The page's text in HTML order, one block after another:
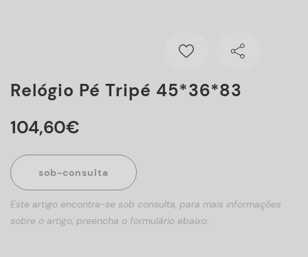
Relógio Pé Tripé 45*36*83
104,60€
sob-consulta
Este artigo encontra-se sob consulta, para mais informações
sobre o artigo, preencha o formulário abaixo.